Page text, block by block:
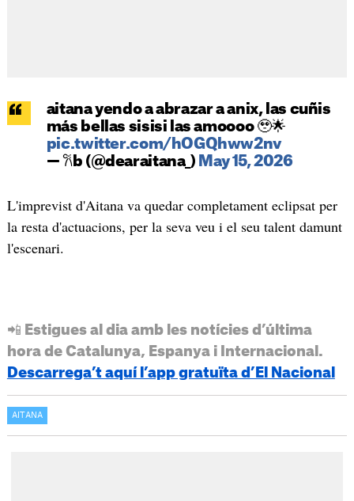
aitana yendo a abrazar a anix, las cuñis
más bellas sisisi las amoooo 🥹🌟
pic.twitter.com/hOGQhww2nv
— 𐙚b (@dearaitana_) May 15, 2026
L'imprevist d'Aitana va quedar completament eclipsat per
la resta d'actuacions, per la seva veu i el seu talent damunt
l'escenari.
📲 Estigues al dia amb les notícies d’última
hora de Catalunya, Espanya i Internacional.
Descarrega’t aquí l’app gratuïta d’El Nacional
AITANA